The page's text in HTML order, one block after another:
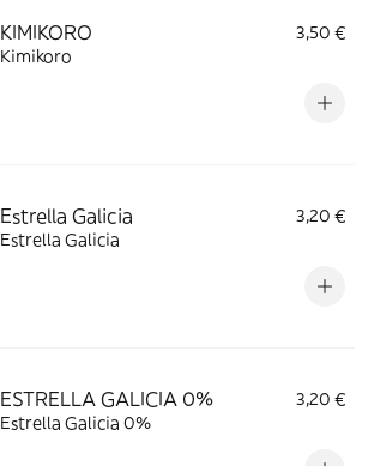
KIMIKORO
3,50 €
Kimikoro
Estrella Galicia
3,20 €
Estrella Galicia
ESTRELLA GALICIA 0%
3,20 €
Estrella Galicia 0%